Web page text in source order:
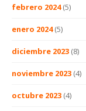
febrero 2024(5)
enero 2024(5)
diciembre 2023 (8)
noviembre 2023 (4)
octubre 2023 (4)